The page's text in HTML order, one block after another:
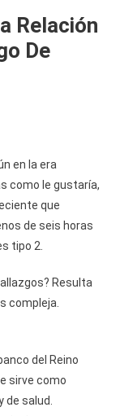
Relación
De
en la era
como le gustaría,
que
de seis horas
tipo 2.
Resulta
compleja.
del Reino
sirve como
salud.